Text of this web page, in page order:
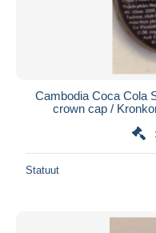
Cambodia Coca Cola
crown cap /
Statuut